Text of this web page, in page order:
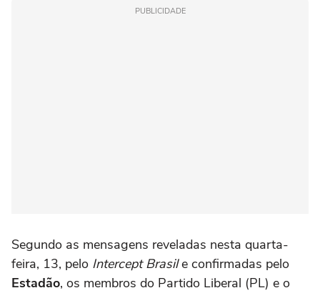
PUBLICIDADE
Segundo as mensagens reveladas nesta quarta-
feira, 13, pelo Intercept Brasile confirmadas pelo
Estadão, os membros do Partido Liberal (PL) e o